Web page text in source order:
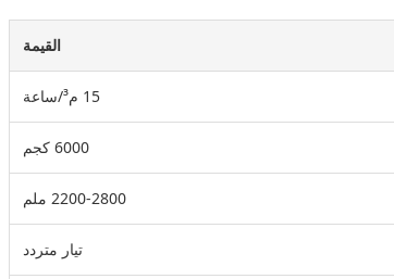
القيمة
15 م³/ساعة
6000 كجم
2200-2800 ملم
تيار متردد